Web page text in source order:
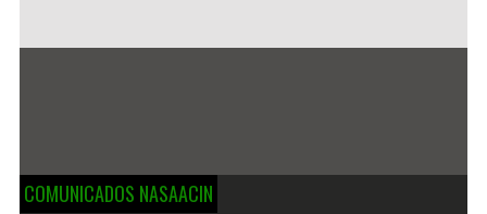
COMUNICADOS NASAACIN